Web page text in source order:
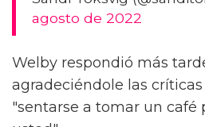
agosto de 2022
Welby respondió más
agradeciéndole las
"sentarse a tomar un café